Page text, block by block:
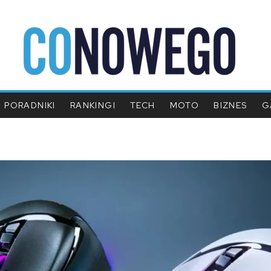
PORADNIKI RANKINGI TECH MOTO BIZNES